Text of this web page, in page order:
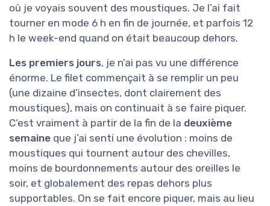
où je voyais souvent des moustiques. Je l’ai fait
tourner en mode 6 h en fin de journée, et parfois 12
h le week-end quand on était beaucoup dehors.
Les premiers jours, je n’ai pas vu une différence
énorme. Le filet commençait à se remplir un peu
(une dizaine d’insectes, dont clairement des
moustiques), mais on continuait à se faire piquer.
C’est vraiment à partir de la fin de la deuxième
semaine que j’ai senti une évolution : moins de
moustiques qui tournent autour des chevilles,
moins de bourdonnements autour des oreilles le
soir, et globalement des repas dehors plus
supportables. On se fait encore piquer, mais au lieu